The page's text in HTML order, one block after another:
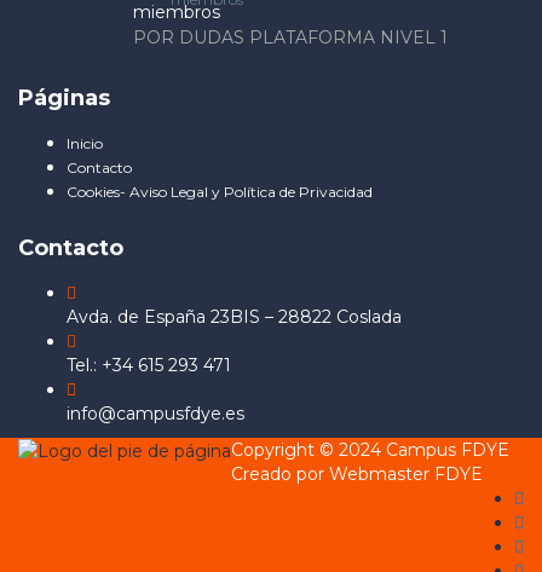
POR DUDAS PLATAFORMA NIVEL 1
Páginas
Inicio
Contacto
Cookies- Aviso Legal y Política de Privacidad
Contacto
Avda. de España 23BIS – 28822 Coslada
Tel.: +34 615 293 471
info@campusfdye.es
Copyright © 2024 Campus FDYE
Creado por Webmaster FDYE